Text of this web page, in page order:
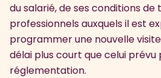
du salarié, de ses conditions de
professionnels auxquels il est
programmer une nouvelle
délai plus court que celui prévu
réglementation.